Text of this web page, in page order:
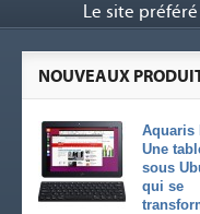
Le site
NOUVEAUX
Aquaris
Une
sous
qui se